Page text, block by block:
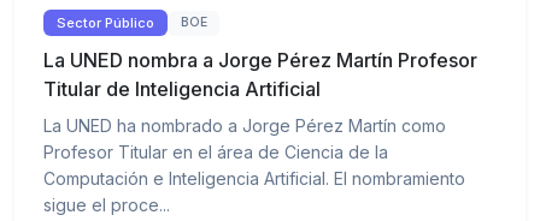
Sector Público BOE
La UNED nombra a Jorge Pérez Martín Profesor
Titular de Inteligencia Artificial
La UNED ha nombrado a Jorge Pérez Martín como
Profesor Titular en el área de Ciencia de la
Computación e Inteligencia Artificial. El nombramiento
sigue el proce...